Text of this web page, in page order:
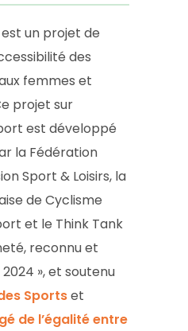
est un projet de
des
femmes et
projet sur
est développé
la Fédération
Sport & Loisirs, la
de Cyclisme
et le Think Tank
reconnu et
», et soutenu
Sportset
de l’égalité entre